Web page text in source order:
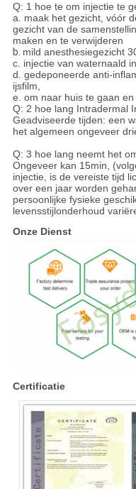
Q: 1 hoe te om injectie te
a. maak het gezicht, vóór
gezicht van de
maken en te verwijderen
b. mild anesthesiegezicht
c. injectie van waternaald
d. gedeponeerde anti-
ijsfilm,
e. om naar huis te gaan
Q: 2 hoe lang Intradermal
Geadviseerde tijden: een
het algemeen ongeveer
Q: 3 hoe lang neemt het
Ongeveer kan 15min,
injectie, is de vereiste tijd
over een jaar worden
persoonlijke fysieke
levensstijlonderhoud
Onze Dienst
Certificatie